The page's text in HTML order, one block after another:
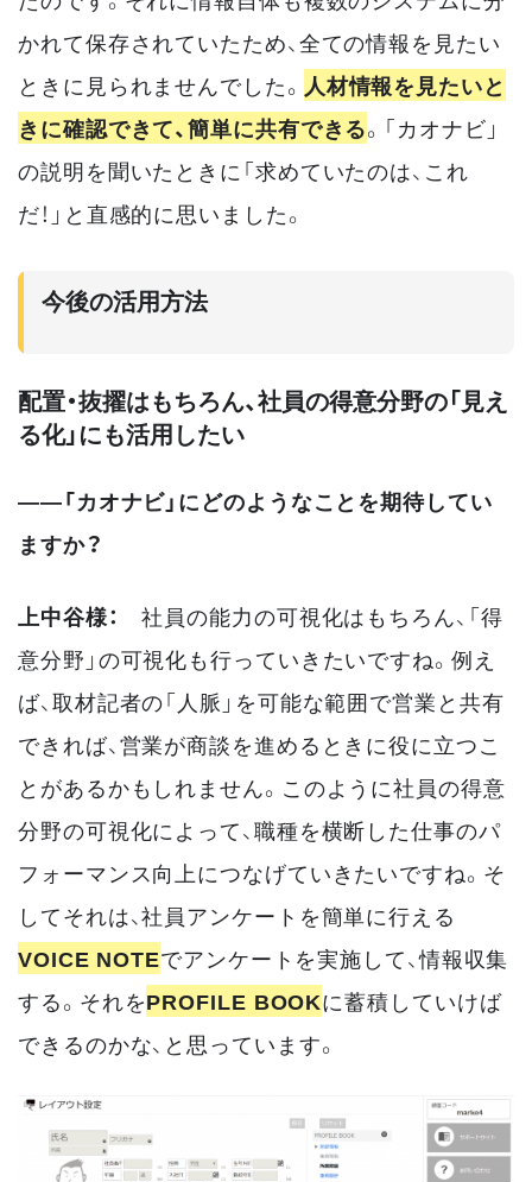
かれて保存されていたため、全ての情報を見たい
ときに見られませんでした。 人材情報を見たいと
きに確認できて、簡単に共有できる。「カオナビ」
の説明を聞いたときに「求めていたのは、これ
だ！」と直感的に思いました。
今後の活用方法
配置・抜擢はもちろん、社員の得意分野の「見え
る化」にも活用したい
——「カオナビ」にどのようなことを期待してい
ますか？
上中谷様：
社員の能力の可視化はもちろん、「得
意分野」の可視化も行っていきたいですね。例え
ば、取材記者の「人脈」を可能な範囲で営業と共有
できれば、営業が商談を進めるときに役に立つこ
とがあるかもしれません。このように社員の得意
分野の可視化によって、職種を横断した仕事のパ
フォーマンス向上につなげていきたいですね。そ
してそれは、社員アンケートを簡単に行える
VOICE NOTEでアンケートを実施して、情報収集
する。それをPROFILE BOOKに蓄積していけば
できるのかな、と思っています。